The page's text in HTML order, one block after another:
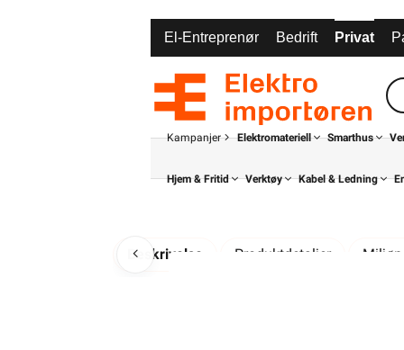
El-Entreprenør Bedrift Privat
Kampanjer Elektromateriell Smarthus
Hjem & Fritid Verktøy Kabel & Ledning
Beskrivelse Produktdetaljer